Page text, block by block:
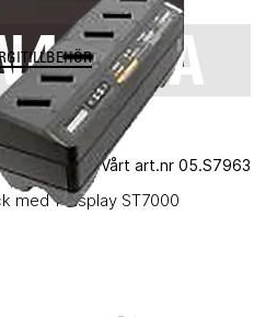
Vårt art.nr 05.S7963
med 1 display ST7000